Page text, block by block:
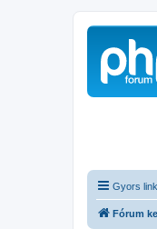
Gyors
Fórum